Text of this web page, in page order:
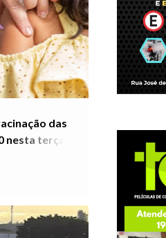
das
nesta terça-